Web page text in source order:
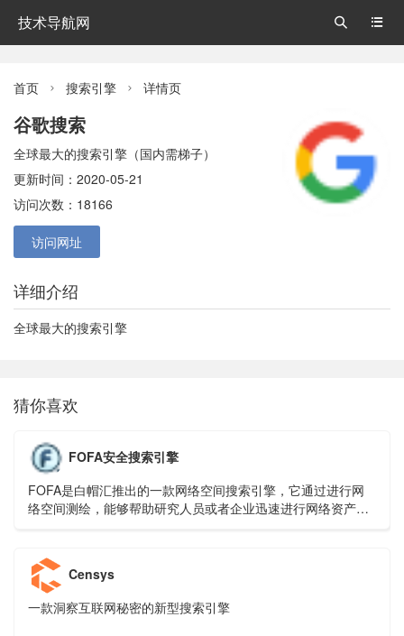
技术导航网 

首页  搜索引擎  详情页
谷歌搜索
全球最大的搜索引擎（国内需梯子）
更新时间：2020-05-21
访问次数：18166
访问网址
详细介绍
全球最大的搜索引擎
猜你喜欢
FOFA安全搜索引擎
FOFA是白帽汇推出的一款网络空间搜索引擎，它通过进行网
络空间测绘，能够帮助研究人员或者企业迅速进行网络资产匹
Censys
一款洞察互联网秘密的新型搜索引擎